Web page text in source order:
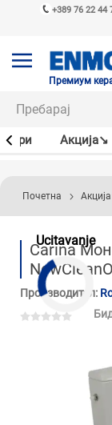
+389 76 22 44
Премиум
Акцијa↘
Ucitavanje
Почетна
Carina
Производител: